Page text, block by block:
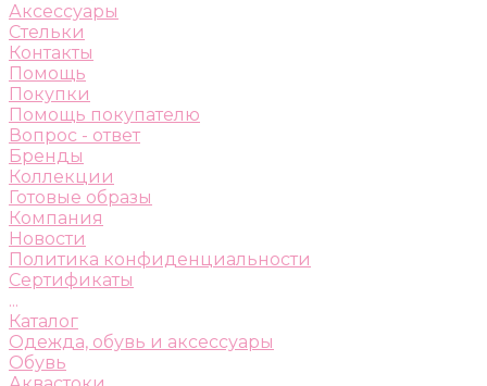
Аксессуары
Стельки
Контакты
Помощь
Покупки
Помощь покупателю
Вопрос - ответ
Бренды
Коллекции
Готовые образы
Компания
Новости
Политика конфиденциальности
Сертификаты
...
Каталог
Одежда, обувь и аксессуары
Обувь